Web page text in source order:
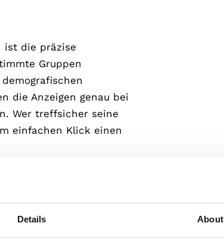
Details About
ist die präzise
Gruppen
die Anzeigen genau bei
Wer treffsicher seine
einfachen Klick einen
Daten und
Cent ihres Budgets